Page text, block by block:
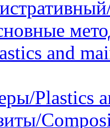
and
Plastics